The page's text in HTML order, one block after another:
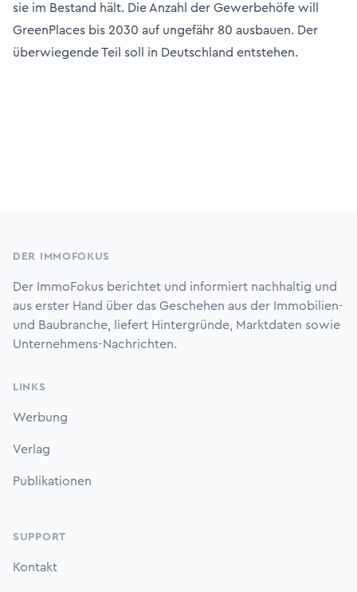
sie im Bestand hält. Die Anzahl der Gewerbehöfe will
GreenPlaces bis 2030 auf ungefähr 80 ausbauen. Der
überwiegende Teil soll in Deutschland entstehen.
DER IMMOFOKUS
Der ImmoFokus berichtet und informiert nachhaltig und
aus erster Hand über das Geschehen aus der Immobilien-
und Baubranche, liefert Hintergründe, Marktdaten sowie
Unternehmens-Nachrichten.
LINKS
Werbung
Verlag
Publikationen
SUPPORT
Kontakt